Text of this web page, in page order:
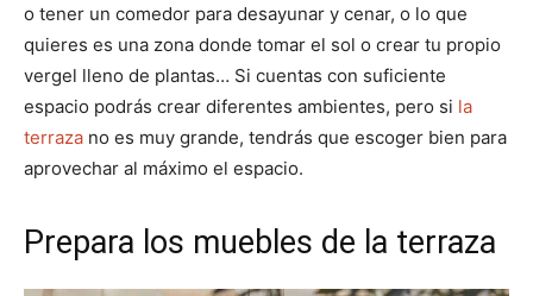
o tener un comedor para desayunar y cenar, o lo que
quieres es una zona donde tomar el sol o crear tu propio
vergel lleno de plantas… Si cuentas con suficiente
espacio podrás crear diferentes ambientes, pero si la
terraza no es muy grande, tendrás que escoger bien para
aprovechar al máximo el espacio.
Prepara los muebles de la terraza